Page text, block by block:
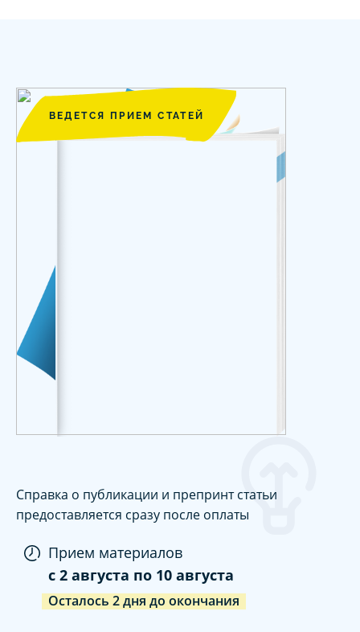
ВЕДЕТСЯ ПРИЕМ СТАТЕЙ
Справка о публикации и препринт статьи
предоставляется сразу после оплаты
Прием материалов
c 2 августа по 10 августа
Осталось 2дня до окончания